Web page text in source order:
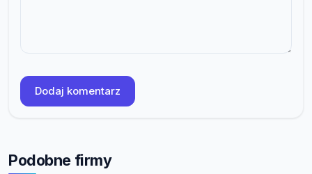
Dodaj komentarz
Podobne firmy